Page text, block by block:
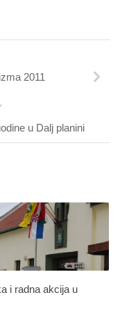
2011
u Dalj planini
i radna akcija u